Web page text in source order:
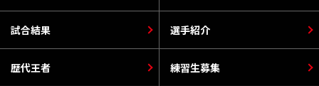
選手紹介
歴代王者
試合結果
練習生募集